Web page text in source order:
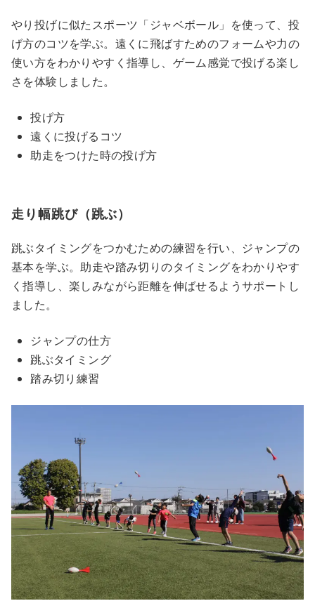
やり投げに似たスポーツ「ジャベボール」を使って、投
げ方のコツを学ぶ。遠くに飛ばすためのフォームや力の
使い方をわかりやすく指導し、ゲーム感覚で投げる楽し
さを体験しました。
投げ方
遠くに投げるコツ
助走をつけた時の投げ方
走り幅跳び（跳ぶ）
跳ぶタイミングをつかむための練習を行い、ジャンプの
基本を学ぶ。助走や踏み切りのタイミングをわかりやす
く指導し、楽しみながら距離を伸ばせるようサポートし
ました。
ジャンプの仕方
跳ぶタイミング
踏み切り練習